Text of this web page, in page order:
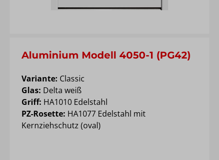
Aluminium Modell 4050-1 (PG42)
Variante: Classic
Glas: Delta weiß
Griff: HA1010 Edelstahl
PZ-Rosette: HA1077 Edelstahl mit
Kernziehschutz (oval)